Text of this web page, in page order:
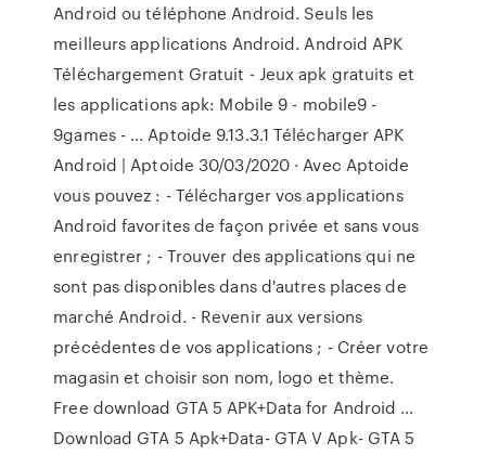
Android ou téléphone Android. Seuls les
meilleurs applications Android. Android APK
Téléchargement Gratuit - Jeux apk gratuits et
les applications apk: Mobile 9 - mobile9 -
9games - … Aptoide 9.13.3.1 Télécharger APK
Android | Aptoide 30/03/2020 · Avec Aptoide
vous pouvez : - Télécharger vos applications
Android favorites de façon privée et sans vous
enregistrer ; - Trouver des applications qui ne
sont pas disponibles dans d'autres places de
marché Android. - Revenir aux versions
précédentes de vos applications ; - Créer votre
magasin et choisir son nom, logo et thème.
Free download GTA 5 APK+Data for Android …
Download GTA 5 Apk+Data- GTA V Apk- GTA 5